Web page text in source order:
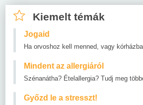
Kiemelt témák
Jogaid
Ha orvoshoz kell menned, vagy
Mindent az allergiáról
Szénanátha? Ételallergia? Tudj meg
Győzd le a stresszt!